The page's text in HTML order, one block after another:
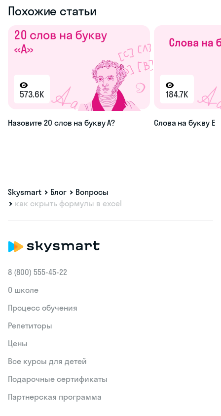
Похожие статьи
573.6K
Назовите 20 слов на букву А?
184.7K
Слова на букву Е
Skysmart Блог
Вопросы
как скрыть формулы в excel
8 (800) 555‑45-22
О школе
Процесс обучения
Репетиторы
Цены
Все курсы для детей
Подарочные сертификаты
Партнерская программа